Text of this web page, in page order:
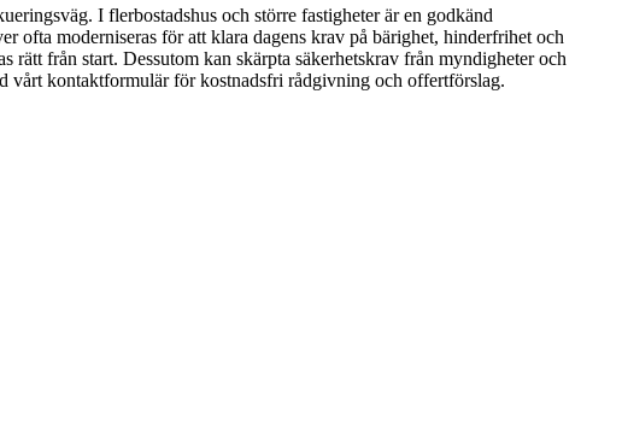
I flerbostadshus och större fastigheter är en godkänd
ofta moderniseras för att klara dagens krav på bärighet, hinderfrihet och
från start. Dessutom kan skärpta säkerhetskrav från myndigheter och
vårt kontaktformulär för kostnadsfri rådgivning och offertförslag.